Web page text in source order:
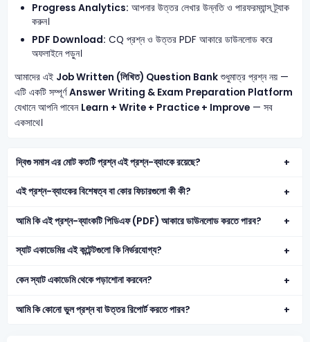
Progress Analytics: আপনার উত্তর লেখার উন্নতি ও পারফরম্যান্স ট্র্যাক
করুন।
PDF Download: CQ প্রশ্ন ও উত্তর PDF আকারে ডাউনলোড করে
অফলাইনে পড়ুন।
আমাদের এই Job Written (লিখিত) Question Bankশুধুমাত্র প্রশ্ন নয় —
এটি একটি সম্পূর্ণAnswer Writing & Exam Preparation Platform
যেখানে আপনি পাবেন Learn + Write + Practice + Improve— সব
একসাথে।
দ্বিগু সমাস এর মোট কতটি প্রশ্ন এই প্রশ্ন-ব্যাংকে রয়েছে?
এই প্রশ্ন-ব্যাংকের বিশেষত্ব বা কোর ফিচারগুলো কী কী?
আমি কি এই প্রশ্ন-ব্যাংকটি পিডিএফ (PDF) আকারে ডাউনলোড করতে পারব?
স্যাট একাডেমির এই কন্টেন্টগুলো কি নির্ভরযোগ্য?
কেন স্যাট একাডেমি থেকে পড়াশোনা করবেন?
আমি কি কোনো ভুল প্রশ্ন বা উত্তর রিপোর্ট করতে পারব?